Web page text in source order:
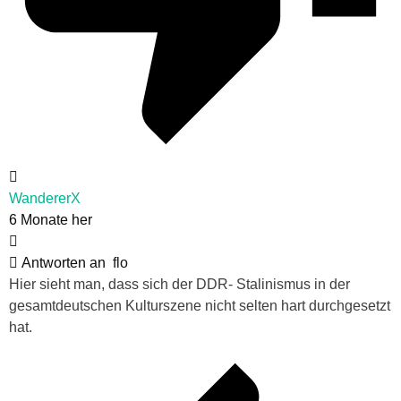
WandererX
6 Monate her
Antworten an flo
Hier sieht man, dass sich der DDR- Stalinismus in der
gesamtdeutschen Kulturszene nicht selten hart durchgesetzt
hat.